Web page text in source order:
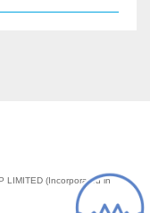
LIMITED (Incorporated in